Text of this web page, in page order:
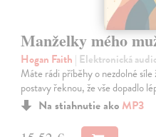
Manželky mého
Hogan Faith | Elektronická
Máte rádi příběhy o nezdolné
postavy řeknou, že vše dopadlo
Na stiahnutie ako MP3